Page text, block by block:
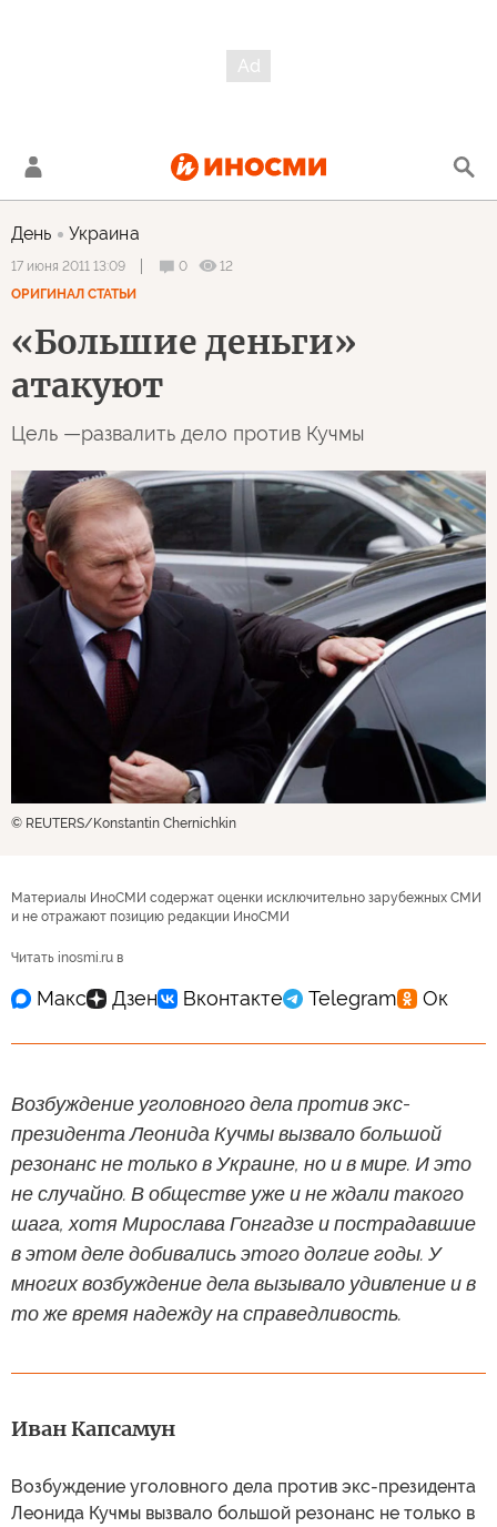
День Украина
17 июня 2011 13:09 0
12
ОРИГИНАЛ СТАТЬИ
«Большие деньги»
атакуют
Цель —развалить дело против Кучмы
© REUTERS/Konstantin Chernichkin
Материалы ИноСМИ содержат оценки исключительно зарубежных СМИ
и не отражают позицию редакции ИноСМИ
Читать inosmi.ru в
Возбуждение уголовного дела против экс-
президента Леонида Кучмы вызвало большой
резонанс не только в Украине, но и в мире. И это
не случайно. В обществе уже и не ждали такого
шага, хотя Мирослава Гонгадзе и пострадавшие
в этом деле добивались этого долгие годы. У
многих возбуждение дела вызывало удивление и в
то же время надежду на справедливость.
Иван Капсамун
Возбуждение уголовного дела против экс-президента
Леонида Кучмы вызвало большой резонанс не только в